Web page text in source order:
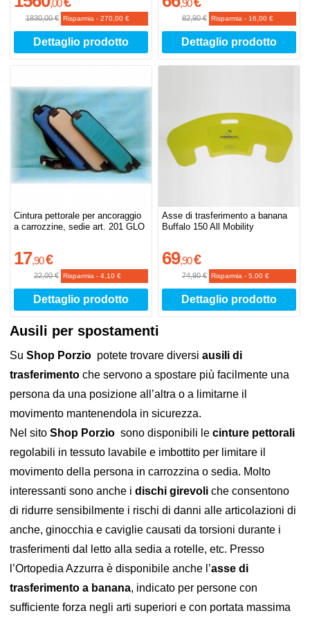
,00
1830,00 € Risparmia -270,00 €
Dettaglio prodotto
,90
82,90 € Risparmia -16,00 €
Dettaglio prodotto
Cintura pettorale per ancoraggio
a carrozzine, sedie art. 201 GLO
17,90€
22,00 € Risparmia -4,10 €
Dettaglio prodotto
Asse di trasferimento a banana
Buffalo 150 All Mobility
69,90€
74,90 € Risparmia -5,00 €
Dettaglio prodotto
Ausili per spostamenti
Su Shop Porzio potete trovare diversi ausili di
trasferimento che servono a spostare più facilmente una
persona da una posizione all’altra o a limitarne il
movimento mantenendola in sicurezza.
Nel sito Shop Porzio sono disponibili le cinture pettorali
regolabili in tessuto lavabile e imbottito per limitare il
movimento della persona in carrozzina o sedia. Molto
interessanti sono anche i dischi girevoli che consentono
di ridurre sensibilmente i rischi di danni alle articolazioni di
anche, ginocchia e caviglie causati da torsioni durante i
trasferimenti dal letto alla sedia a rotelle, etc. Presso
l’Ortopedia Azzurra è disponibile anche l’asse di
trasferimento a banana, indicato per persone con
sufficiente forza negli arti superiori e con portata massima